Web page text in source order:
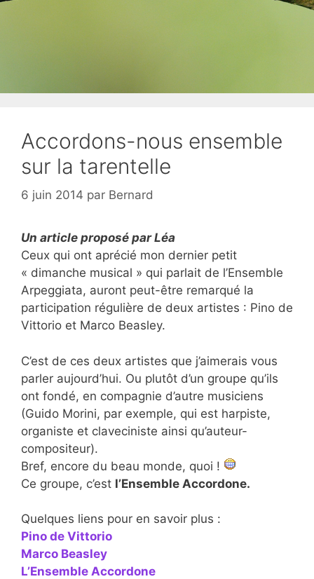
Accordons-nous ensemble
sur la tarentelle
6 juin 2014 par Bernard
Un article proposé par Léa
Ceux qui ont aprécié mon dernier petit
« dimanche musical » qui parlait de l’Ensemble
Arpeggiata, auront peut-être remarqué la
participation régulière de deux artistes : Pino de
Vittorio et Marco Beasley.
C’est de ces deux artistes que j’aimerais vous
parler aujourd’hui. Ou plutôt d’un groupe qu’ils
ont fondé, en compagnie d’autre musiciens
(Guido Morini, par exemple, qui est harpiste,
organiste et claveciniste ainsi qu’auteur-
compositeur).
Bref, encore du beau monde, quoi !
Ce groupe, c’est l’Ensemble Accordone.
Quelques liens pour en savoir plus :
Pino de Vittorio
Marco Beasley
L’Ensemble Accordone